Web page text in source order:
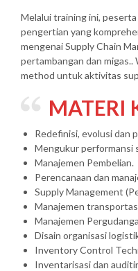
Melalui training ini,
pengertian yang
mengenai Supply Chain
pertambangan dan
method untuk aktivitas
MATERI
Redefinisi, evolusi dan
Mengukur performansi
Manajemen Pembelian.
Perencanaan dan
Supply Management
Manajemen
Manajemen
Disain organisasi
Inventory Control
Inventarisasi dan